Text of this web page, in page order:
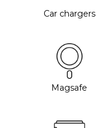
Car chargers
Magsafe